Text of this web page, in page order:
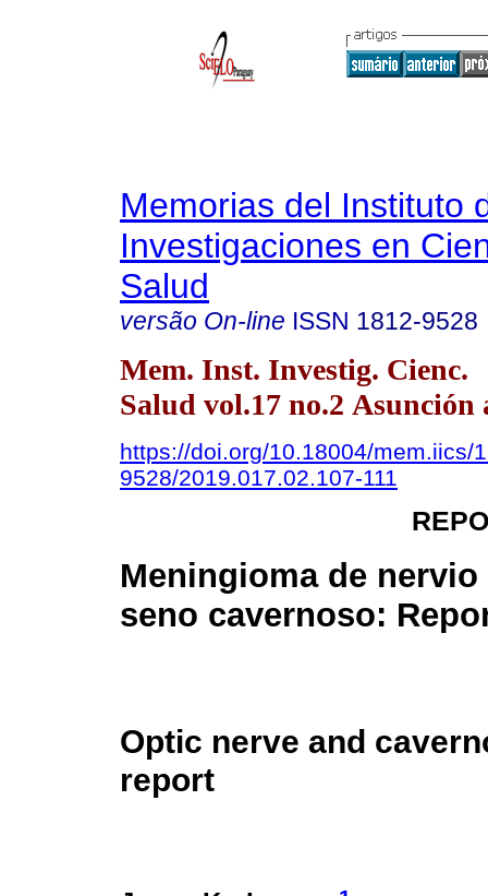
Memorias del Instituto
Investigaciones en
Salud
versão On-line ISSN 1812-9528
Mem. Inst. Investig. Cienc.
Salud vol.17 no.2 Asunción
https://doi.org/10.18004/mem.iics/
9528/2019.017.02.107-111
Meningioma de
seno cavernoso:
Optic nerve and
report